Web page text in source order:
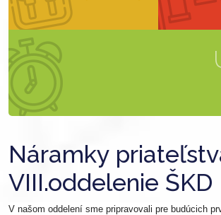
Náramky
VIII.oddelenie ŠKD
V našom oddelení sme pripravovali pre budúcich